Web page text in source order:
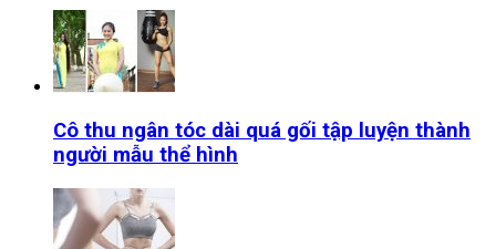
Cô thu ngân tóc dài quá gối tập luyện thành
người mẫu thể hình